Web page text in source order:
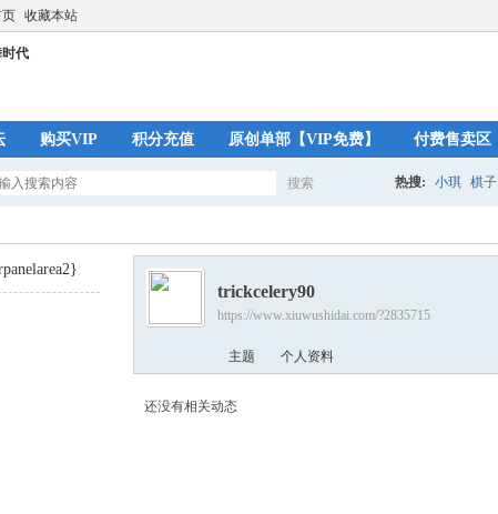
收藏本站
购买VIP 积分充值 原创单部【VIP免费】 付费售卖区
搜索
索
热搜: 小琪 棋子
trickcelery90
https://www.xiuwushidai.com/?2835715
主题 个人资料
还没有相关动态